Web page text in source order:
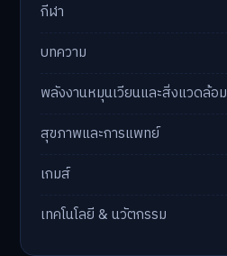
กีฬา
บทความ
พลังงานหมุนเวียนและสิ่งแวดล้อม
สุขภาพและการแพทย์
เกมส์
เทคโนโลยี & นวัตกรรม